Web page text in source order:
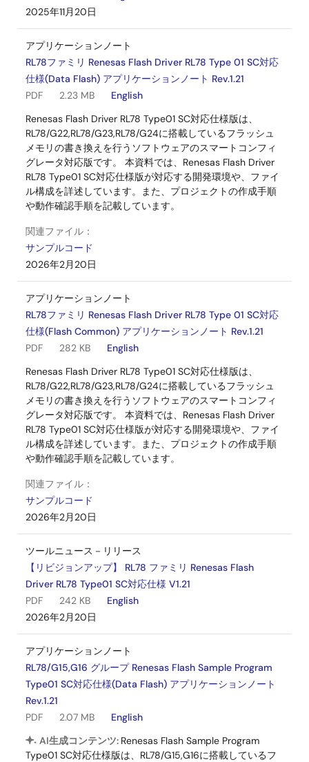
2025年11月20日
アプリケーションノート
RL78ファミリ Renesas Flash Driver RL78 Type 01 SC対応
仕様(Data Flash) アプリケーションノート Rev.1.21
PDF
2.23 MB
English
Renesas Flash Driver RL78 Type01 SC対応仕様版は、
RL78/G22,RL78/G23,RL78/G24に搭載しているフラッシュ
メモリの書き換えを行うソフトウェアのスマートコンフィ
グレータ対応版です。 本資料では、Renesas Flash Driver
RL78 Type01 SC対応仕様版が対応する開発環境や、ファイ
ル構成を詳述しています。また、プロジェクトの作成手順
や動作確認手順を記載しています。
関連ファイル：
サンプルコード
2026年2月20日
アプリケーションノート
RL78ファミリ Renesas Flash Driver RL78 Type 01 SC対応
仕様(Flash Common) アプリケーションノート Rev.1.21
PDF
282 KB
English
Renesas Flash Driver RL78 Type01 SC対応仕様版は、
RL78/G22,RL78/G23,RL78/G24に搭載しているフラッシュ
メモリの書き換えを行うソフトウェアのスマートコンフィ
グレータ対応版です。 本資料では、Renesas Flash Driver
RL78 Type01 SC対応仕様版が対応する開発環境や、ファイ
ル構成を詳述しています。また、プロジェクトの作成手順
や動作確認手順を記載しています。
関連ファイル：
サンプルコード
2026年2月20日
ツールニュース－リリース
【リビジョンアップ】 RL78 ファミリ Renesas Flash
Driver RL78 Type01 SC対応仕様 V1.21
PDF
242 KB
English
2026年2月20日
アプリケーションノート
RL78/G15,G16 グループ Renesas Flash Sample Program
Type01 SC対応仕様(Data Flash) アプリケーションノート
Rev.1.21
PDF
2.07 MB
English
AI生成コンテンツ: Renesas Flash Sample Program
Type01 SC対応仕様版は、RL78/G15,G16に搭載しているフ